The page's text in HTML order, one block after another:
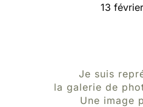
13
Je suis
la galerie de
Une image